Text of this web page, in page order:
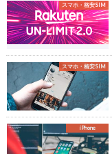
スマホ・格安SIM
スマホ・格安SIM
iPhone